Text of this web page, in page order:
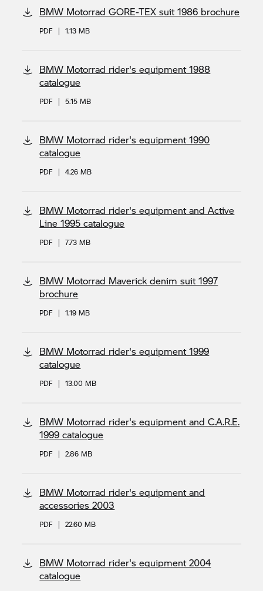
BMW Motorrad GORE-TEX suit 1986 brochure
PDF | 1.13 MB
BMW Motorrad rider's equipment 1988
catalogue
PDF | 5.15 MB
BMW Motorrad rider's equipment 1990
catalogue
PDF | 4.26 MB
BMW Motorrad rider's equipment and Active
Line 1995 catalogue
PDF | 7.73 MB
BMW Motorrad Maverick denim suit 1997
brochure
PDF | 1.19 MB
BMW Motorrad rider's equipment 1999
catalogue
PDF | 13.00 MB
BMW Motorrad rider's equipment and C.A.R.E.
1999 catalogue
PDF | 2.86 MB
BMW Motorrad rider's equipment and
accessories 2003
PDF | 22.60 MB
BMW Motorrad rider's equipment 2004
catalogue